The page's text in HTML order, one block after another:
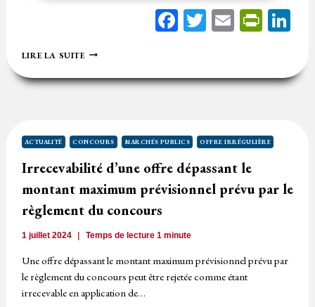
Facebook
Twitter
Email
LIRE LA SUITECONCOURS
EXEMPLE
D’UN
LA
DES
ACTUALITÉ CONCOURS MARCHÉS PUBLICS OFFRE IRRÉGULIÈRE
Irrecevabilité d’une offre dépassant le
montant maximum prévisionnel prévu par le
règlement du concours
1 juillet 2024 Temps de lecture1 minute
Une offre dépassant le montant maximum prévisionnel prévu par
le règlement du concours peut être rejetée comme étant
irrecevable en application de…